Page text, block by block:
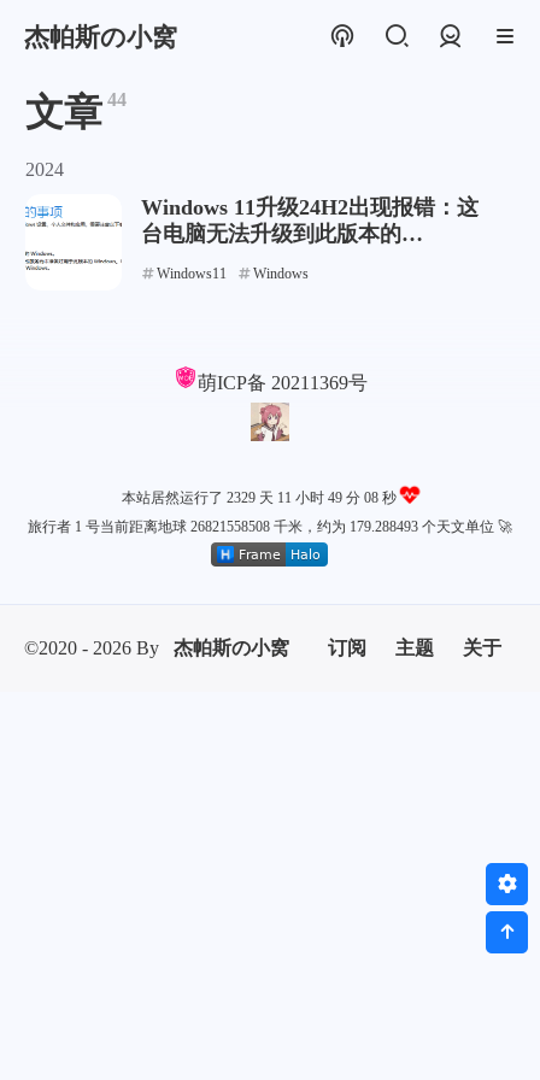
杰帕斯の小窝
文章 44
2024
Windows 11升级24H2出现报错：这
台电脑无法升级到此版本的
Windows11 Windows
萌ICP备 20211369号
本站居然运行了 2329 天 11 小时 49 分 08 秒
旅行者 1 号当前距离地球 26821558508 千米，约为 179.288493 个天文单位 🚀
©2020 - 2026 By 杰帕斯の小窝 订阅 主题 关于